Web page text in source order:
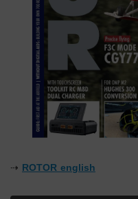
⇢ ROTOR english